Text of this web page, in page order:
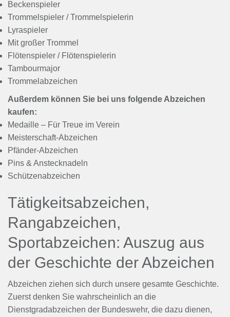
Beckenspieler
Trommelspieler / Trommelspielerin
Lyraspieler
Mit großer Trommel
Flötenspieler / Flötenspielerin
Tambourmajor
Trommelabzeichen
Außerdem können Sie bei uns folgende Abzeichen
kaufen:
Medaille – Für Treue im Verein
Meisterschaft-Abzeichen
Pfänder-Abzeichen
Pins & Anstecknadeln
Schützenabzeichen
Tätigkeitsabzeichen,
Rangabzeichen,
Sportabzeichen: Auszug aus
der Geschichte der Abzeichen
Abzeichen ziehen sich durch unsere gesamte Geschichte.
Zuerst denken Sie wahrscheinlich an die
Dienstgradabzeichen der Bundeswehr, die dazu dienen,